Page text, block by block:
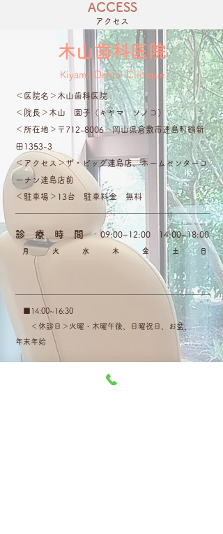
ACCESS
アクセス
木山歯科医院
Kiyama Dental Clinique
＜医院名＞木山歯科医院
​＜院長＞木山 園子（キヤマ ソノコ）
＜所在地＞〒712-8006 岡山県倉敷市連島町鶴新
田1353-3
＜アクセス＞ザ・ビッグ連島店、ホームセンターコ
ーナン連島店前
＜駐車場＞13台 駐車料金 無料
​診 療 時 間 09:00~12:00 14:00~18:00
月 火 水 木 金 土 日
​ ■14:00~16:30
​ ＜休診日＞火曜・木曜午後、日曜祝日、お盆、
年末年始